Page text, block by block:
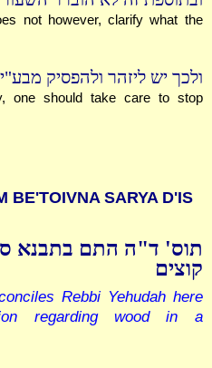
not however, clarify what the
ולכך יש ליזהר ולהפסיק
one should take care to stop
BE'TOIVNA SARYA D'IS
תוס' ד"ה התם בתבנא
קוצים
Rebbi Yehudah here
regarding wood in a